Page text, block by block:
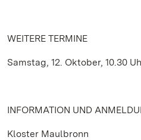
WEITERE TERMINE
Samstag, 12. Oktober, 10.30
INFORMATION UND
Kloster Maulbronn